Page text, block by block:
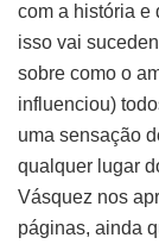
com a história e
isso vai
sobre como o
influenciou)
uma sensação
qualquer lugar
Vásquez nos
páginas, ainda